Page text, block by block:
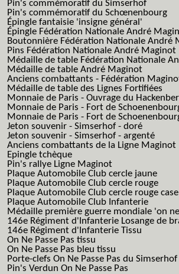
Pin's commémoratif du Simserhof
Pin's commémoratif du Schœnenbourg
Épingle fantaisie 'insigne général'
Épingle Fédération Nationale André
Boutonnière Fédération Nationale André
Pins Fédération Nationale André Maginot
Médaille de table Fédération Nationale
Médaille de table André Maginot
Anciens combattants - Fédération
Médaille de table des Lignes Fortifiées
Monnaie de Paris - Ouvrage du
Monnaie de Paris - Fort de
Monnaie de Paris - Fort de
Jeton souvenir - Simserhof - doré
Jeton souvenir - Simserhof - argenté
Anciens combattants de la Ligne Maginot
Epingle tchèque
Pin's rallye Ligne Maginot
Plaque Automobile Club cercle jaune
Plaque Automobile Club cercle rouge
Plaque Automobile Club cercle rouge
Plaque Automobile Club Infanterie
Médaille première guerre mondiale 'on
146e Régiment d'Infanterie Losange de
146e Régiment d'Infanterie Tissu
On Ne Passe Pas tissu
On Ne Passe Pas bleu tissu
Porte-clefs On Ne Passe Pas du Simserhof
Pin's Verdun On Ne Passe Pas